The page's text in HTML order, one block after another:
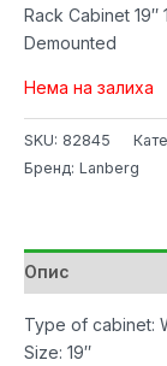
Rack Cabinet
Demounted
Нема на залиха
SKU: 82845
Бренд: Lanberg
Опис
Type of cabinet:
Size: 19″